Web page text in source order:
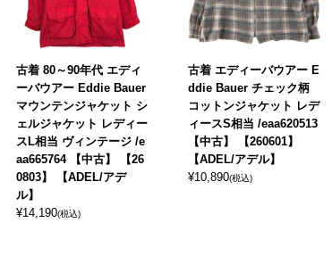
古着 80～90年代 エディ
ーバウアー Eddie Bauer
マウンテンジャケット シ
ェルジャケット レディー
スL相当 ヴィンテージ /e
aa665764 【中古】 【26
0803】 【ADEL/アデ
ル】
¥14,190(税込)
古着 エディーバウアー E
ddie Bauer チェック柄
コットンジャケット レデ
ィースS相当 /eaa620513
【中古】 【260601】
【ADEL/アデル】
¥10,890(税込)